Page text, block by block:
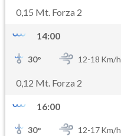
0,15 Mt. Forza 2
14:00
30° 12-18 Km/h
0,12 Mt. Forza 2
16:00
30° 12-17Km/h